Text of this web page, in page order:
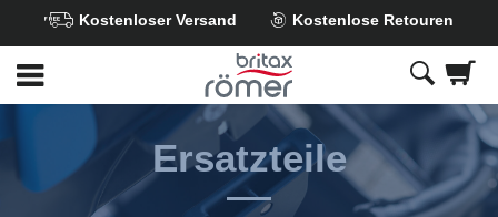
Hauptinhalt
springen
Kostenloser Versand Kostenlose Retouren
Ersatzteile